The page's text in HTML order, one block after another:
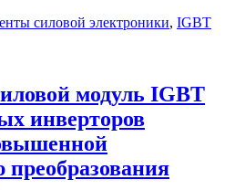
силовой электроники, IGBT
модуль IGBT
инверторов